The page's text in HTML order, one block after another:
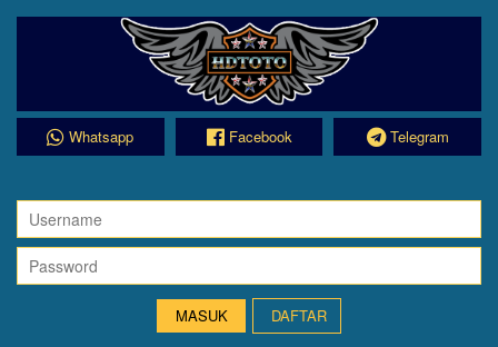
Whatsapp Facebook Telegram
DAFTAR